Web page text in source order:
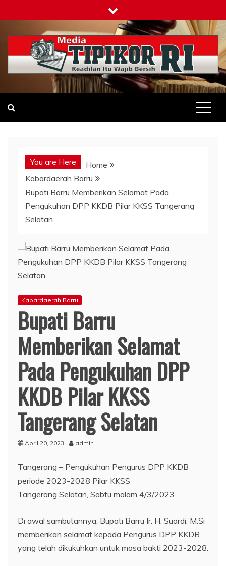
to
content
Tipikor-ri-online.my.id
Keadilan Itu Wajib Bersih
You are Here
Home
Kabardaerah Barru
Bupati Barru Memberikan Selamat Pada
Pengukuhan DPP KKDB Pilar KKSS Tangerang
Selatan
Kabardaerah Barru
Bupati Barru
Memberikan Selamat
Pada Pengukuhan DPP
KKDB Pilar KKSS
Tangerang Selatan
April 20, 2023 admin
Tangerang – Pengukuhan Pengurus DPP KKDB
periode 2023-2028 Pilar KKSS
Tangerang Selatan, Sabtu malam 4/3/2023
Di awal sambutannya, Bupati Barru Ir. H. Suardi, M.Si
memberikan selamat kepada Pengurus DPP KKDB
yang telah dikukuhkan untuk masa bakti 2023-2028.